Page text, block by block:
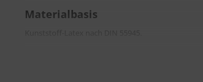
Materialbasis